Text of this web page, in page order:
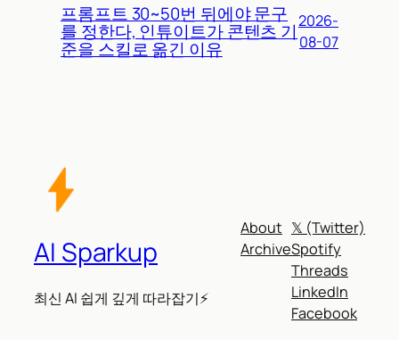
프롬프트 30~50번 뒤에야 문구
를 정한다, 인튜이트가 콘텐츠 기
준을 스킬로 옮긴 이유
2026-
08-07
AI Sparkup
최신 AI 쉽게 깊게 따라잡기⚡
About
Archive
𝕏 (Twitter)
Spotify
Threads
LinkedIn
Facebook